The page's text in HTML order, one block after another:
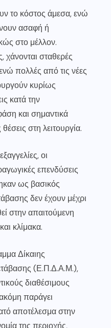
το κόστος άμεσα, ενώ
ασαφή ή
στο μέλλον.
χάνονται σταθερές
πολλές από τις νέες
κυρίως
κατά την
και σημαντικά
στη λειτουργία.
οι
επενδύσεις
ως βασικός
δεν έχουν μέχρι
στην απαιτούμενη
κλίμακα.
Δίκαιης
(Ε.Π.Δ.Α.Μ.),
διαθέσιμους
παράγει
αποτέλεσμα στην
της περιοχής,